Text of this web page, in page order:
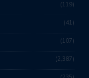
119
41
107
2,387